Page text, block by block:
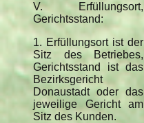
V. Erfüllungsort,
Gerichtsstand:
1. Erfüllungsort ist der
Sitz des Betriebes,
Gerichtsstand ist das
Bezirksgericht
Donaustadt oder das
jeweilige Gericht am
Sitz des Kunden.